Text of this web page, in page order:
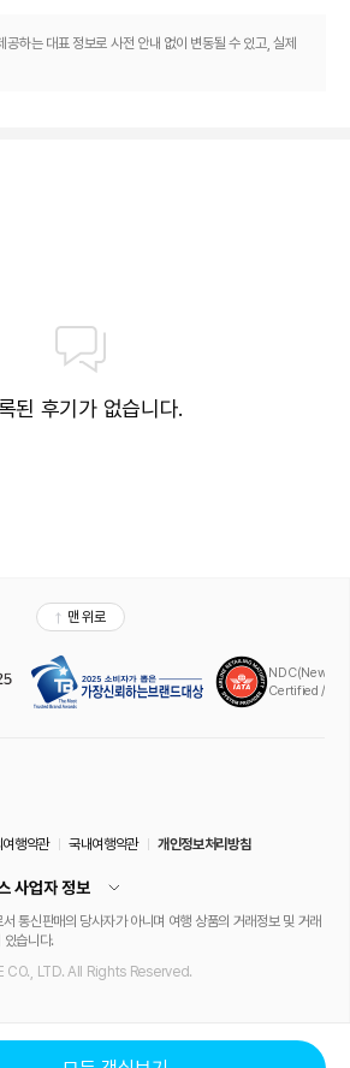
공하는 대표 정보로 사전 안내 없이 변동될 수 있고, 실제
된 후기가 없습니다.